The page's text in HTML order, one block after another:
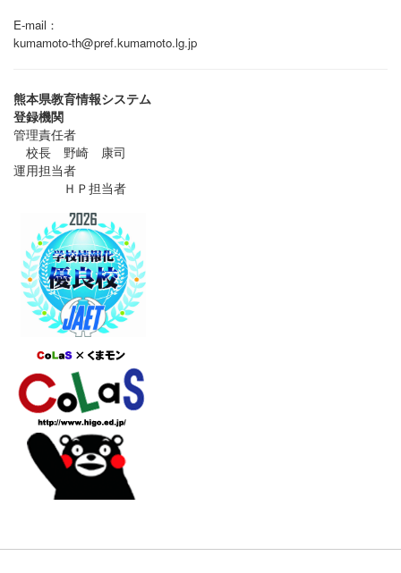
E-mail：
kumamoto-th@pref.kumamoto.lg.jp
熊本県教育情報システム
登録機関
管理責任者
校長 野崎 康司
運用担当者
ＨＰ担当者